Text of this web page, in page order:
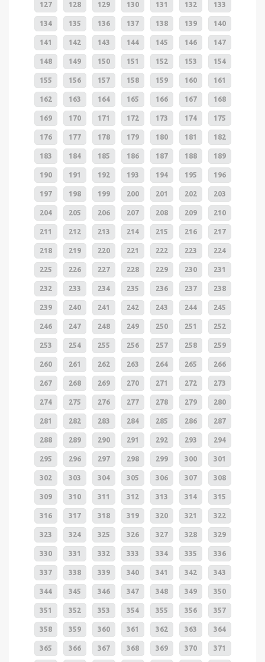
127 128 129 130 131 132 133
134 135 136 137 138 139 140
141 142 143 144 145 146 147
148 149 150 151 152 153 154
155 156 157 158 159 160 161
162 163 164 165 166 167 168
169 170 171 172 173 174 175
176 177 178 179 180 181 182
183 184 185 186 187 188 189
190 191 192 193 194 195 196
197 198 199 200 201 202 203
204 205 206 207 208 209 210
211 212 213 214 215 216 217
218 219 220 221 222 223 224
225 226 227 228 229 230 231
232 233 234 235 236 237 238
239 240 241 242 243 244 245
246 247 248 249 250 251 252
253 254 255 256 257 258 259
260 261 262 263 264 265 266
267 268 269 270 271 272 273
274 275 276 277 278 279 280
281 282 283 284 285 286 287
288 289 290 291 292 293 294
295 296 297 298 299 300 301
302 303 304 305 306 307 308
309 310 311 312 313 314 315
316 317 318 319 320 321 322
323 324 325 326 327 328 329
330 331 332 333 334 335 336
337 338 339 340 341 342 343
344 345 346 347 348 349 350
351 352 353 354 355 356 357
358 359 360 361 362 363 364
365 366 367 368 369 370 371